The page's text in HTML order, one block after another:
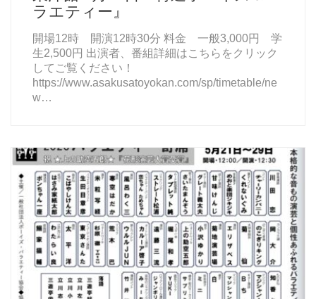
ラエティー』
開場12時 開演12時30分 料金 一般3,000円 学
生2,500円 出演者、番組詳細はこちらをクリック
してご覧ください！
https://www.asakusatoyokan.com/sp/timetable/ne
w…